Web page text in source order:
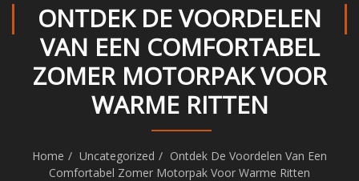
ONTDEK DE VOORDELEN
VAN EEN COMFORTABEL
ZOMER MOTORPAK VOOR
WARME RITTEN
Home Uncategorized
Ontdek De Voordelen Van Een
Comfortabel Zomer Motorpak Voor Warme Ritten